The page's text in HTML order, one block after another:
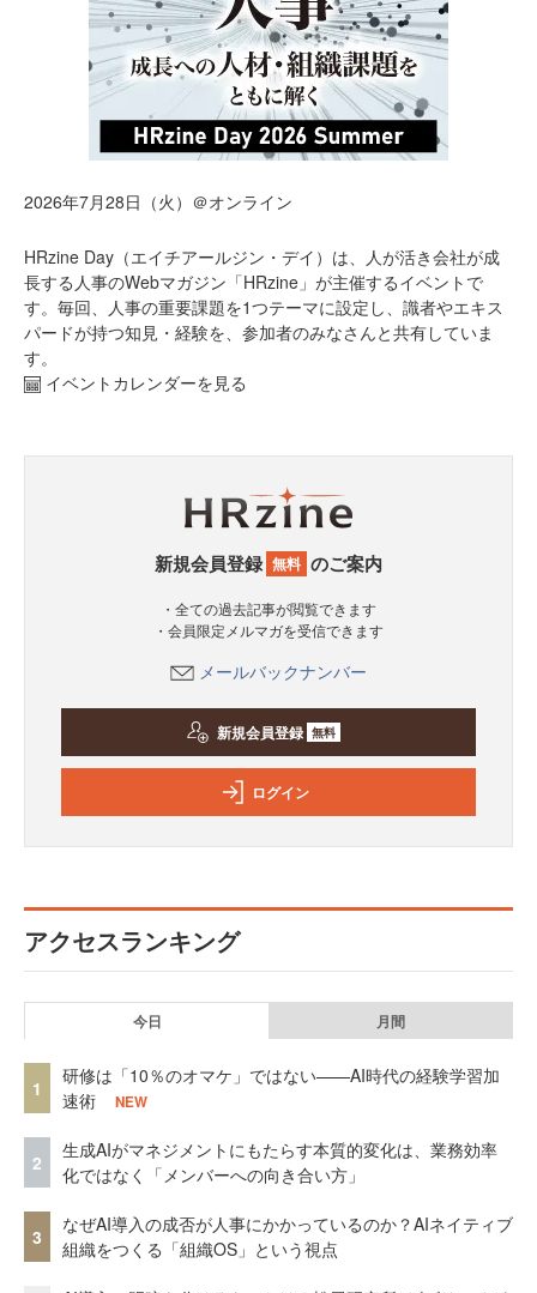
2026年7月28日（火）＠オンライン
HRzine Day（エイチアールジン・デイ）は、人が活き会社が成
長する人事のWebマガジン「HRzine」が主催するイベントで
す。毎回、人事の重要課題を1つテーマに設定し、識者やエキス
パードが持つ知見・経験を、参加者のみなさんと共有していま
す。
イベントカレンダーを見る
新規会員登録 無料 のご案内
・全ての過去記事が閲覧できます
・会員限定メルマガを受信できます
メールバックナンバー
新規会員登録 無料
ログイン
アクセスランキング
今日 月間
1
研修は「10％のオマケ」ではない——AI時代の経験学習加
速術
NEW
2
生成AIがマネジメントにもたらす本質的変化は、業務効率
化ではなく「メンバーへの向き合い方」
3
なぜAI導入の成否が人事にかかっているのか？AIネイティブ
組織をつくる「組織OS」という視点